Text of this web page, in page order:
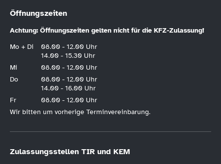
Öffnungszeiten
Achtung: Öffnungszeiten gelten nicht für die KFZ-Zulassung!
Mo + Di
08.00 - 12.00 Uhr
14.00 - 15.30 Uhr
Mi
08.00 - 12.00 Uhr
Do
08.00 - 12.00 Uhr
14.00 - 16.00 Uhr
Fr
08.00 - 12.00 Uhr
Wir bitten um vorherige Terminvereinbarung.
Zulassungsstellen TIR und KEM